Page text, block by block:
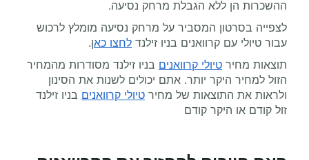
ההשכרות הן ללא הגבלת מרחק נסיעה.
לצפייה בסרטון המסביר על מרחק נסיעה מומלץ לרכוש
עבור טיולי עם קרוואנים בניו זילנד לחצו כאן.
תוצאות מחיר טיולי קרוואנים בניו זילנד מסודרות מהמחיר
הזול למחיר היקר יותר. אתם יכולים לשנות את הסינון
ולראות את התוצאות של מחיר טיולי קרוואנים בניו זילנד
זול קודם או היקר קודם